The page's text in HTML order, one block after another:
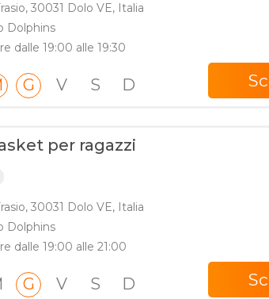
30031 Dolo VE, Italia
Dolphins
dalle 19:00 alle 19:30
G V S D
per ragazzi
30031 Dolo VE, Italia
Dolphins
dalle 19:00 alle 21:00
G V S D